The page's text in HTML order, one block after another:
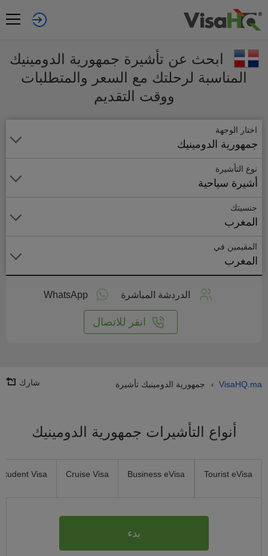
ابحث عن تأشيرة جمهورية الدومينيك
المناسبة لرحلتك مع السعر والمتطلبات
ووقت التقديم
اختار الوجهة
جمهورية الدومينيك
نوع التأشيرة
أشيرة سياحية
جنسيتك
المغرب
المقيمين في
المغرب
الدردشة المباشرة WhatsApp
انقر للاتصال
VisaHQ.ma
› جمهورية الدومينيك تأشيرة شارك
أنواع التأشيرات جمهورية الدومينيك
Tourist eVisa
Business eVisa
Cruise Visa
Student Visa
بدء